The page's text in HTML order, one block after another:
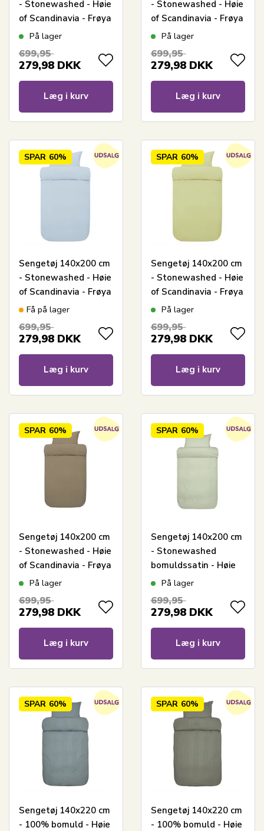
- Stonewashed - Høie
of Scandinavia - Frøya
Denim Blå
På lager
699,95
279,98 DKK
Læg i kurv
- Stonewashed - Høie
of Scandinavia - Frøya
Karamelbrun
På lager
699,95
279,98 DKK
Læg i kurv
SPAR 60%
Sengetøj 140x200 cm
- Stonewashed - Høie
of Scandinavia - Frøya
Light Blue
Få på lager
699,95
279,98 DKK
Læg i kurv
SPAR 60%
Sengetøj 140x200 cm
- Stonewashed - Høie
of Scandinavia - Frøya
Muted Lime
På lager
699,95
279,98 DKK
Læg i kurv
SPAR 60%
Sengetøj 140x200 cm
- Stonewashed - Høie
of Scandinavia - Frøya
Olivengrøn
På lager
699,95
279,98 DKK
Læg i kurv
SPAR 60%
Sengetøj 140x200 cm
- Stonewashed
bomuldssatin - Høie
of Scandinavia -
På lager
699,95
279,98 DKK
Læg i kurv
SPAR 60%
Sengetøj 140x220 cm
- 100% bomuld - Høie
SPAR 60%
Sengetøj 140x220 cm
- 100% bomuld - Høie